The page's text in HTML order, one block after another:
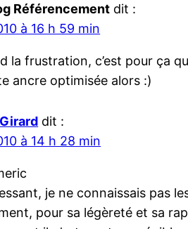
Référencement dit :
à 16 h 59 min
la frustration, c’est pour ça
ancre optimisée alors :)
dit :
à 14 h 28 min
je ne connaissais pas
pour sa légèreté et sa